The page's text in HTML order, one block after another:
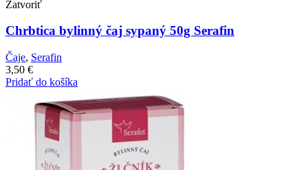
Zatvoriť
Chrbtica bylinný čaj sypaný 50g Serafin
Čaje, Serafin
3,50 €
Pridať do košíka